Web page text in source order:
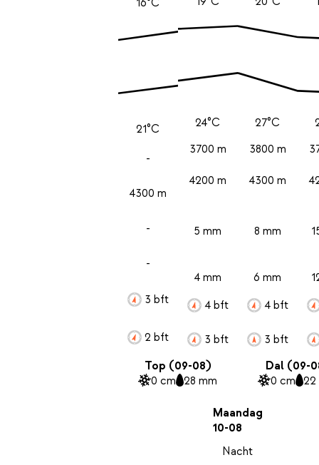
21°C
-
4300 m
-
-
3 bft
2 bft
24°C
3700 m
4200 m
5 mm
4 mm
4 bft
3 bft
27°C
3800 m
4300 m
8 mm
6 mm
4 bft
3 bft
Top (09-08)
0 cm 28 mm
Dal (09-
0 cm 22
Maandag
10-08
Nacht